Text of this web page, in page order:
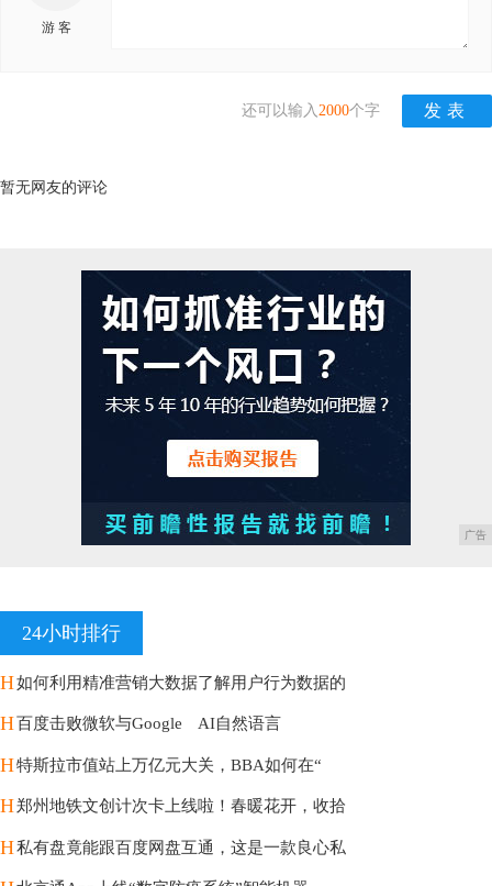
游 客
还可以输入 2000个字
暂无网友的评论
广告
24小时排行
H如何利用精准营销大数据了解用户行为数据的
H百度击败微软与Google AI自然语言
H特斯拉市值站上万亿元大关，BBA如何在“
H郑州地铁文创计次卡上线啦！春暖花开，收拾
H私有盘竟能跟百度网盘互通，这是一款良心私